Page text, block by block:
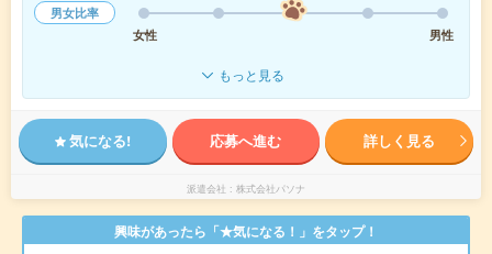
男女比率
女性
男性
もっと見る
気になる! 応募へ進む 詳しく見る
派遣会社 株式会社パソナ
興味があったら「★気になる！」をタップ！